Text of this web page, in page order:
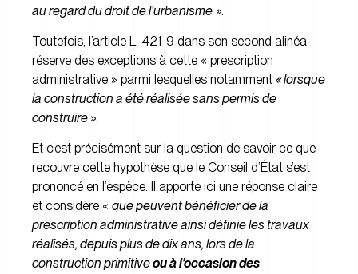
au regard du droit de l’urbanisme ».
Toutefois, l’article L. 421-9 dans son second alinéa
réserve des exceptions à cette « prescription
administrative » parmi lesquelles notamment « lorsque
la construction a été réalisée sans permis de
construire ».
Et c’est précisément sur la question de savoir ce que
recouvre cette hypothèse que le Conseil d’État s’est
prononcé en l’espèce. Il apporte ici une réponse claire
et considère « que peuvent bénéficier de la
prescription administrative ainsi définie les travaux
réalisés, depuis plus de dix ans, lors de la
construction primitiveou à l’occasion des